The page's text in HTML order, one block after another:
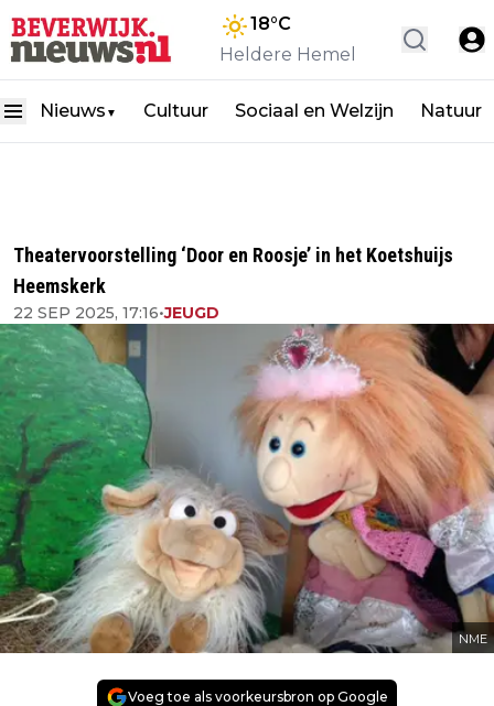
18°C
Heldere Hemel
Nieuws ▼ Cultuur Sociaal en Welzijn Natuur
Theatervoorstelling ‘Door en Roosje’ in het Koetshuijs
Heemskerk
22 SEP 2025, 17:16•JEUGD
NME
Voeg toe als voorkeursbron op Google